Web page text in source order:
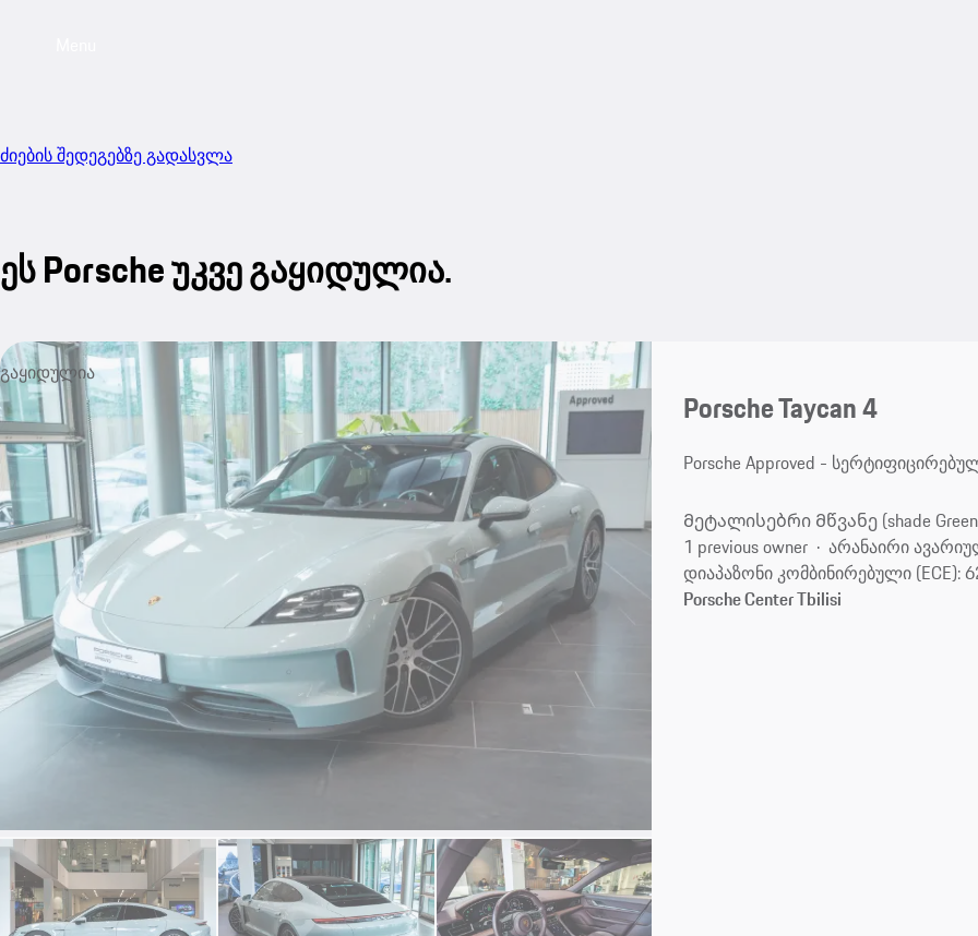
ძიების შედეგებზე გადასვლა
ეს Porsche უკვე გაყიდულია.
გაყიდულია
Porsche Taycan 4
Porsche Approved -
Მეტალისებრი Მწვანე (shade
1 previous owner
არანაირი
დიაპაზონი კომბინირებული (ECE):
Porsche Center Tbilisi